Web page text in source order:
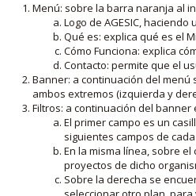
Menú: sobre la barra naranja al
Logo de AGESIC,
Qué es: explica qué es el
Cómo Funciona: explica
Contacto: permite que el
Banner: a continuación del
ambos extremos (izquierda y
Filtros: a continuación del
El primer campo es un
siguientes campos de
En la misma línea, sobre
proyectos de dicho
Sobre la derecha se